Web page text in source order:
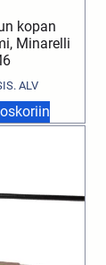
kopan
Minarelli
ALV